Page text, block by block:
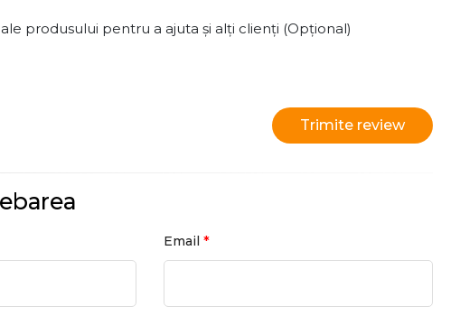
produsului pentru a ajuta și alți clienți (Opțional)
Trimite review
Email *